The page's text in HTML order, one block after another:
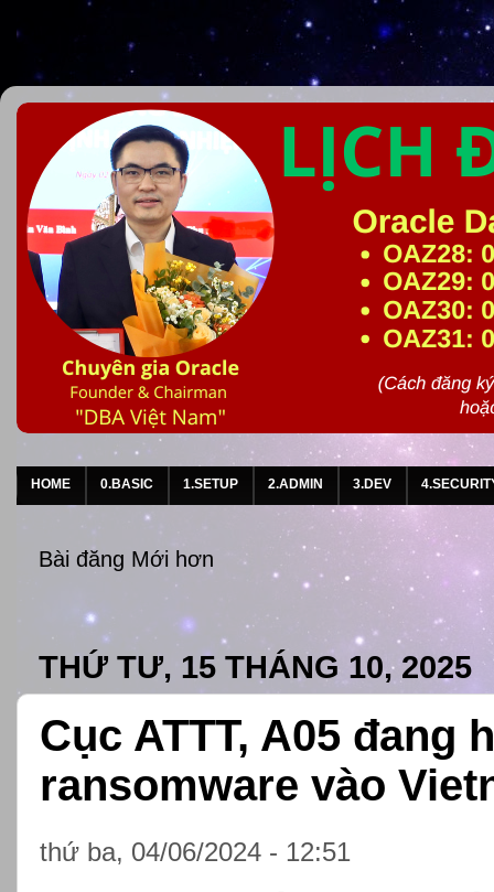
HOME 0.BASIC 1.SETUP 2.ADMIN 3.DEV
Bài đăng Mới hơn
THỨ TƯ, 15 THÁNG 10, 2025
Cục ATTT, A05
ransomware vào
thứ ba, 04/06/2024 - 12:51